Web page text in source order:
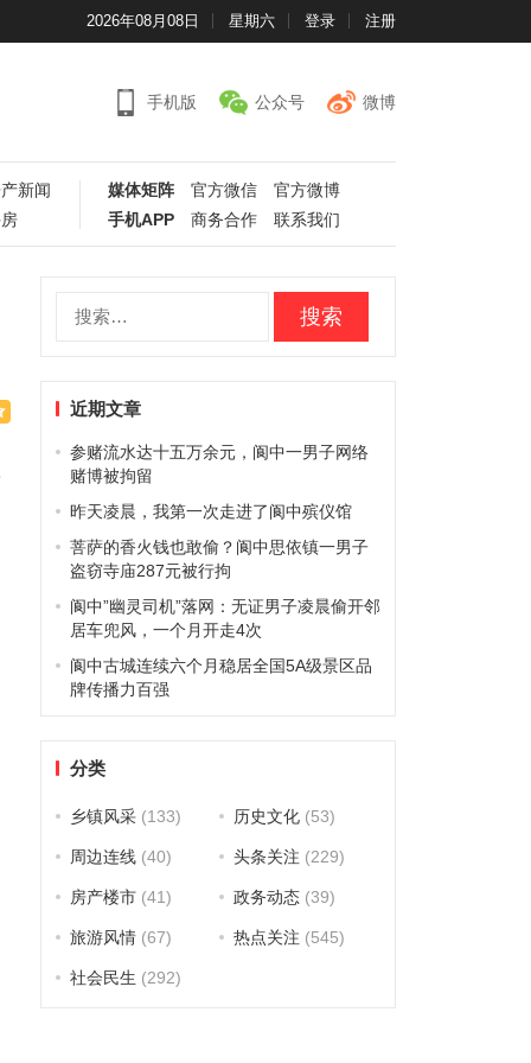
2026年08月08日 星期六 登录 注册
手机版 公众号 微博
新闻
媒体矩阵 官方微信
官方微博
手机APP
商务合作 联系我们
近期文章
参赌流水达十五万余元，阆中一男子网络
赌博被拘留
昨天凌晨，我第一次走进了阆中殡仪馆
菩萨的香火钱也敢偷？阆中思依镇一男子
盗窃寺庙287元被行拘
阆中”幽灵司机”落网：无证男子凌晨偷开邻
居车兜风，一个月开走4次
阆中古城连续六个月稳居全国5A级景区品
牌传播力百强
分类
乡镇风采(133) 历史文化(53)
周边连线(40) 头条关注 (229)
房产楼市(41) 政务动态(39)
旅游风情(67) 热点关注 (545)
社会民生 (292)